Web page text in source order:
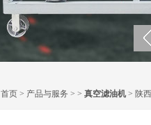
首页 > 产品与服务 > > 真空滤油机> 陕